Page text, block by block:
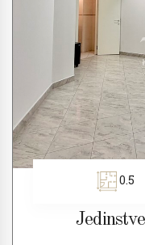
0.5